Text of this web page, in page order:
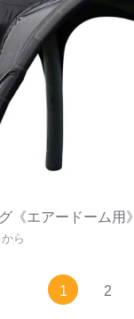
《エアードーム用》
から
1 2